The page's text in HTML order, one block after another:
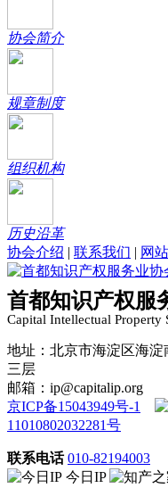
协会简介
规章制度
组织机构
历史沿革
协会介绍
联系我们 网
首都知识产权服
Capital Intellectual Property
地址：北京市海淀区海
三层
邮箱：ip@capitalip.org
京ICP备15043949号-1
11010802032281号
联系电话 010-82194003
今日IP